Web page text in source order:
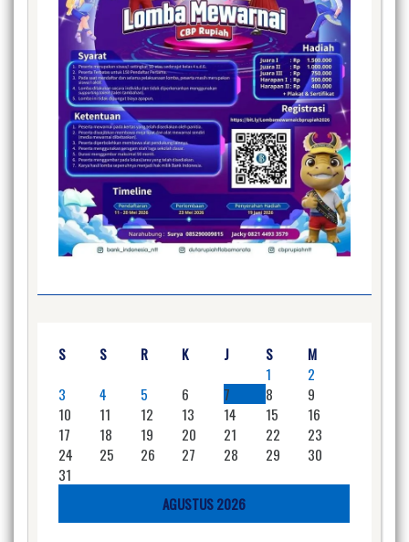
AGUSTUS 2026
S S R K J S
M
1
2
3
4 5 6 7 8
9
10
11 12 13 14 15
16
17
18 19 20 21 22
23
24
25 26 27 28 29
30
31